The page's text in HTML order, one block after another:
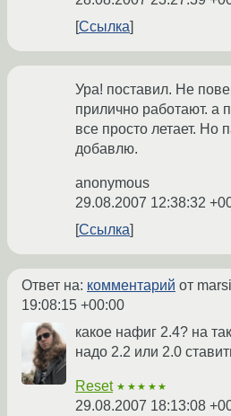
Ссылка
Ура! поставил. Не
прилично работают. а
все просто летает. Но
добавлю.
anonymous
29.08.2007 12:38:32
Ссылка
Ответ на: комментарий от
19:08:15 +00:00
какое нафиг 2.4? на
надо 2.2 или 2.0
Reset ★★★★★
29.08.2007 18:13:08